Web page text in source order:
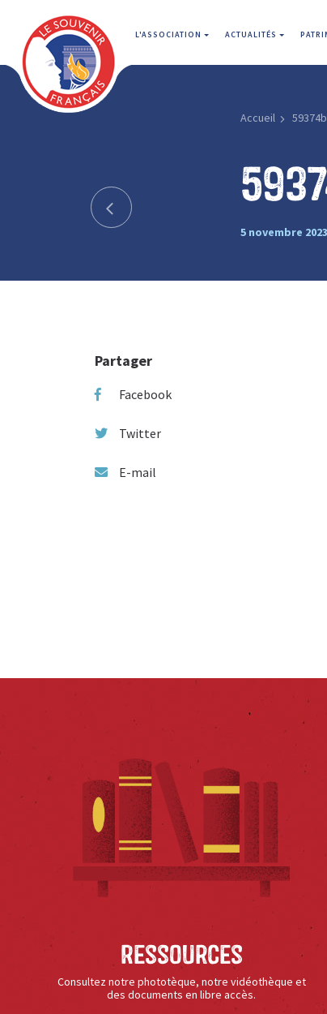
L'ASSOCIATION ACTUALITÉS
Accueil
5 novembre 2023
Partager
Facebook
Twitter
E-mail
Ressources
Consultez notre phototèque, notre vidéothèque et
des documents en libre accès.